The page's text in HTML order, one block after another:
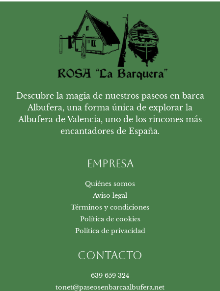
Descubre la magia de nuestros paseos en barca
Albufera, una forma única de explorar la
Albufera de Valencia, uno de los rincones más
encantadores de España.
Empresa
Quiénes somos
Aviso legal
Términos y condiciones
Política de cookies
Política de privacidad
Contacto
639 659 324
tonet@paseosenbarcaalbufera.net